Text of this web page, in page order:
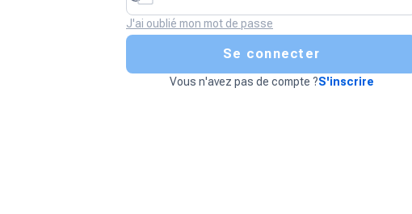
J'ai oublié mon mot de passe
Se connecter
Vous n'avez pas de compte ?S'inscrire